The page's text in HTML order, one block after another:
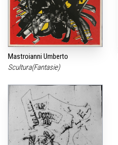
Mastroianni Umberto
Scultura(Fantasie)